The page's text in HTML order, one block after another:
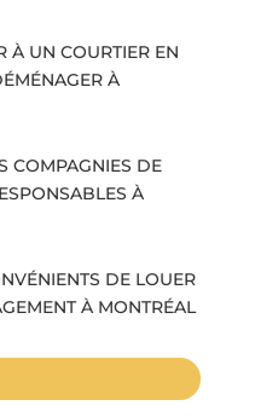
À UN COURTIER EN
À
COMPAGNIES DE
À
DE LOUER
À MONTRÉAL